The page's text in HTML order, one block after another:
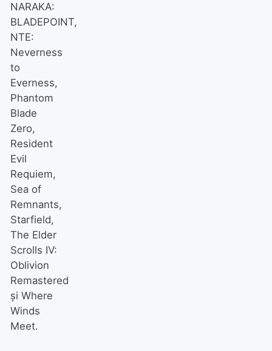
NARAKA:
BLADEPOINT,
NTE:
Neverness
to
Everness,
Phantom
Blade
Zero,
Resident
Evil
Requiem,
Sea of
Remnants,
Starfield,
The Elder
Scrolls IV:
Oblivion
Remastered
și Where
Winds
Meet.